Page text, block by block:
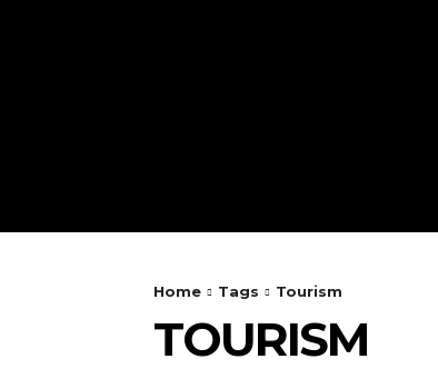
Home Tags Tourism
TOURISM